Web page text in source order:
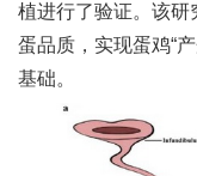
化
人
植进行了验证。该研
蛋品质，实现蛋鸡“
基础。